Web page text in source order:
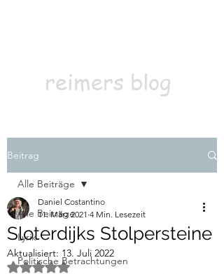
reimers blog
Beitrag
Alle Beiträge
Lyrik
Politische Betrachtungen
Alle Beiträge
Sloterdijks Stolpersteine
Daniel Costantino
11. März 2021 4 Min. Lesezeit
Aktualisiert: 13. Juli 2022
Mit NaN von 5 Sternen bewertet.